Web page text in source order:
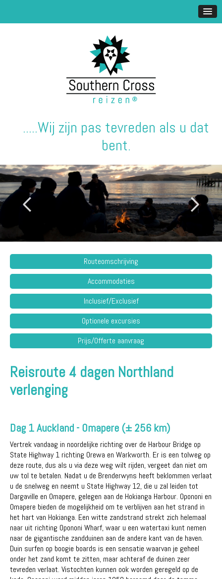
.....Wij zijn pas tevreden als u dat
bent.
Routeomschrijving
Accommodaties
Inclusief/Exclusief
Optionele excursies
Prijs/Offerte aanvraag
Reisroute 4 dagen Northland
verlenging
Dag 1 Auckland - Omapere (± 256 km)
Vertrek vandaag in noordelijke richting over de Harbour Bridge op
State Highway 1 richting Orewa en Warkworth. Er is een tolweg op
deze route, dus als u via deze weg wilt rijden, vergeet dan niet om
uw tol te betalen. Nadat u de Brenderwyns heeft beklommen verlaat
u de snelweg en neemt u State Highway 12, die u zal leiden tot
Dargaville en Omapere, gelegen aan de Hokianga Harbour. Opononi en
Omapere bieden de mogelijkheid om te verblijven aan het strand in
het hart van Hokianga. Een witte zandstrand strekt zich helemaal
naar uit richting Opononi Wharf, waar u een watertaxi kunt nemen
naar de gigantische zandduinen aan de andere kant van de haven.
Duin surfen op boogie boards is een sensatie waarvan je geheel
onder het zand komt te zitten, maar achteraf de duinen zeer
tevreden verlaat. Vistochten kunnen ook worden geregeld op de